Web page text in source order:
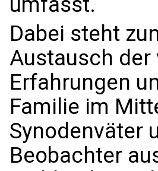
Dabei steht
Austausch
Erfahrungen
Familie im
Synodenväter
Beobachter